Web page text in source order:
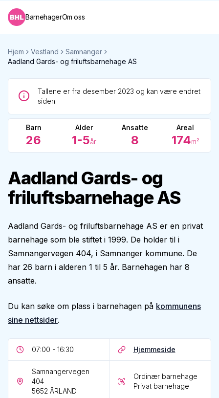
BarnehagerOm oss
Hjem Vestland
Samnanger
Aadland Gards- og friluftsbarnehage AS
Tallene er fra desember 2023 og kan være endret
siden.
Barn
26
Alder
1-5år
Ansatte
8
Areal
174m²
Aadland Gards- og
friluftsbarnehage AS
Aadland Gards- og friluftsbarnehage AS er en privat
barnehage som ble stiftet i 1999. De holder til i
Samnangervegen 404, i Samnanger kommune. De
har 26 barn i alderen 1 til 5 år. Barnehagen har 8
ansatte.
Du kan søke om plass i barnehagen på kommunens
sine nettsider.
07:00 - 16:30 Hjemmeside
Samnangervegen
404
5652 ÅRLAND
Ordinær barnehage
Privat barnehage